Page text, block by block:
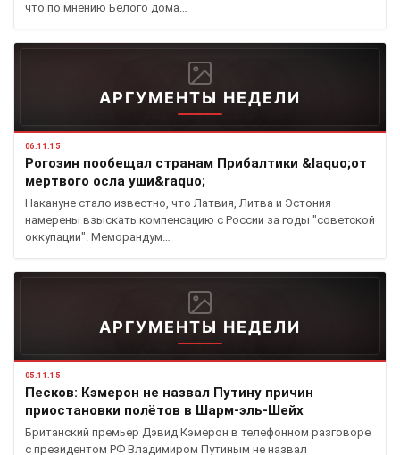
что по мнению Белого дома…
АРГУМЕНТЫ НЕДЕЛИ
06.11.15
Рогозин пообещал странам Прибалтики &laquo;от
мертвого осла уши&raquo;
Накануне стало известно, что Латвия, Литва и Эстония
намерены взыскать компенсацию с России за годы "советской
оккупации". Меморандум…
АРГУМЕНТЫ НЕДЕЛИ
05.11.15
Песков: Кэмерон не назвал Путину причин
приостановки полётов в Шарм-эль-Шейх
Британский премьер Дэвид Кэмерон в телефонном разговоре
с президентом РФ Владимиром Путиным не назвал